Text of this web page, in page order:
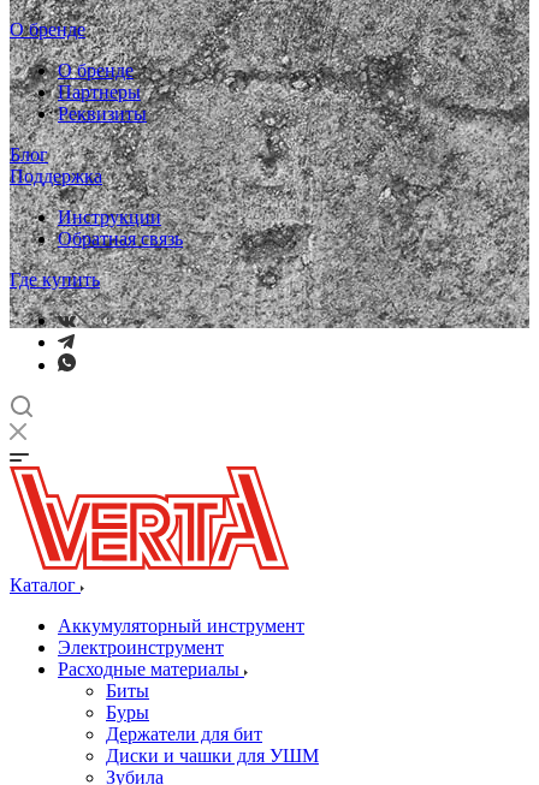
О бренде
О бренде
Партнеры
Реквизиты
Блог
Поддержка
Инструкции
Обратная связь
Где купить
Каталог
Аккумуляторный инструмент
Электроинструмент
Расходные материалы
Биты
Буры
Держатели для бит
Диски и чашки для УШМ
Зубила